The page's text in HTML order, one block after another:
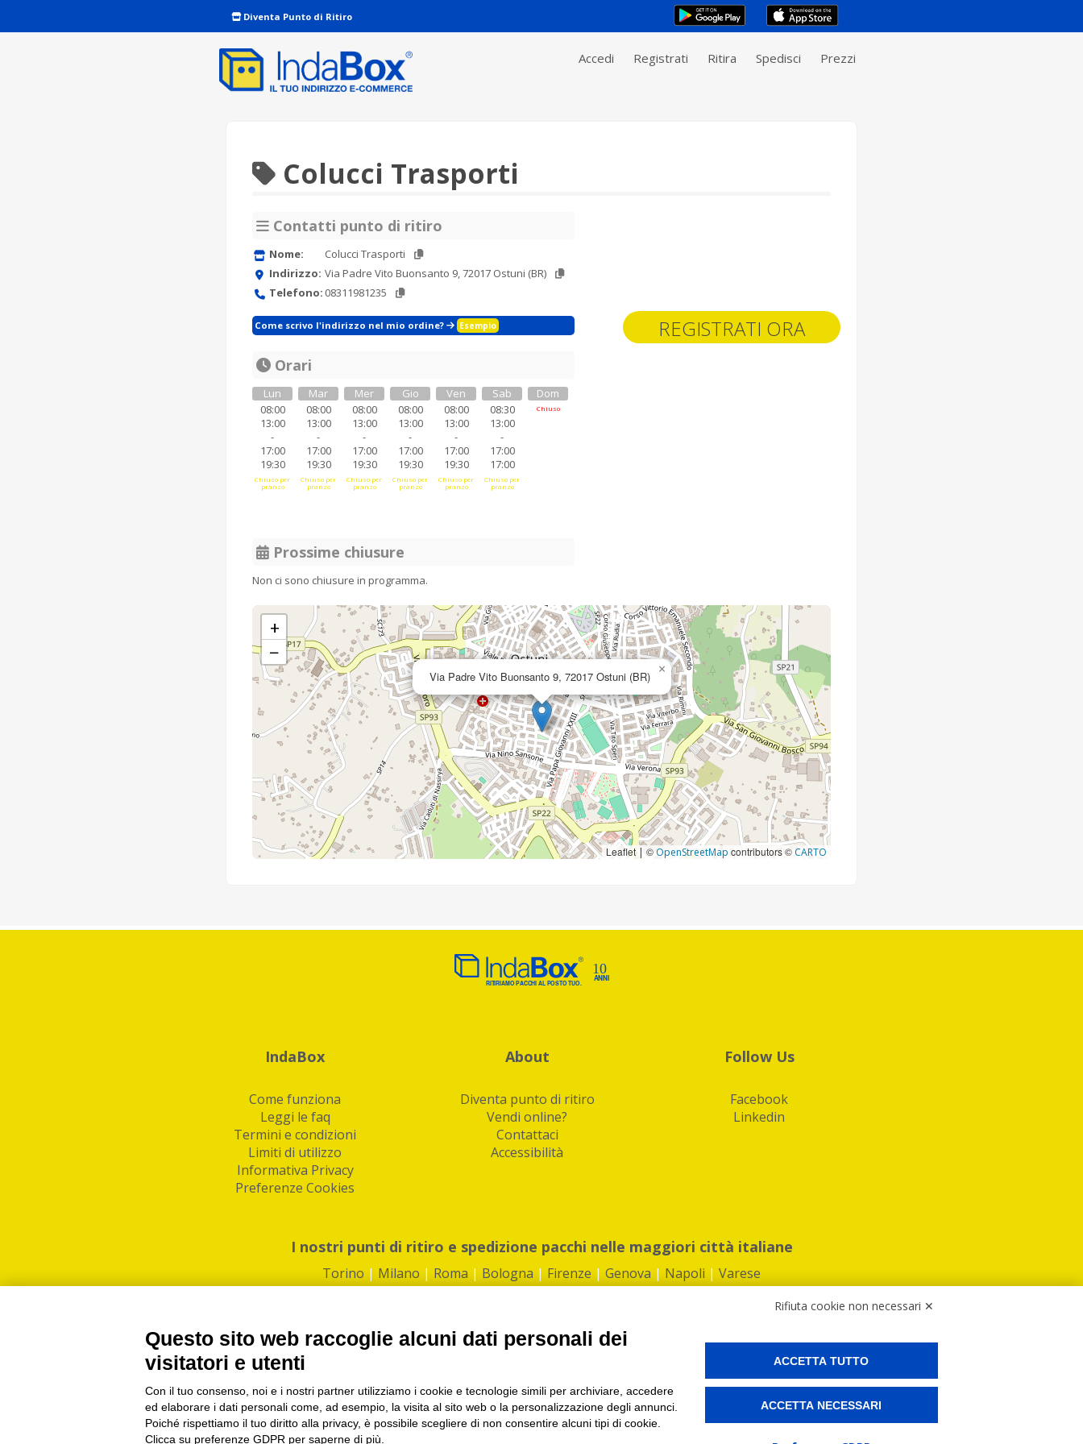
Diventa Punto di Ritiro
Accedi Registrati Ritira Spedisci Prezzi
REGISTRATI ORA
Colucci Trasporti
Contatti punto di ritiro
Nome:
Colucci Trasporti
Indirizzo: Via Padre Vito Buonsanto 9, 72017 Ostuni (BR)
Telefono: 08311981235
Come scrivo l'indirizzo nel mio ordine? Esempio
Orari
Lun
08:00
13:00
-
17:00
19:30
Chiuso per
pranzo
Mar
08:00
13:00
-
17:00
19:30
Chiuso per
pranzo
Mer
08:00
13:00
-
17:00
19:30
Chiuso per
pranzo
Gio
08:00
13:00
-
17:00
19:30
Chiuso per
pranzo
Ven
08:00
13:00
-
17:00
19:30
Chiuso per
pranzo
Sab
08:30
13:00
-
17:00
17:00
Chiuso per
pranzo
Dom
Chiuso
Prossime chiusure
Non ci sono chiusure in programma.
Via Padre Vito Buonsanto 9, 72017 Ostuni (BR) ×
+
−
Leaflet | © OpenStreetMap contributors © CARTO
IndaBox
Come funziona
Leggi le faq
Termini e condizioni
Limiti di utilizzo
Informativa Privacy
Preferenze Cookies
About
Diventa punto di ritiro
Vendi online?
Contattaci
Accessibilità
Follow Us
Facebook
Linkedin
I nostri punti di ritiro e spedizione pacchi nelle maggiori città italiane
Torino | Milano | Roma | Bologna | Firenze | Genova | Napoli | Varese
PI/CF/N°Iscr.: 10821360012 | REA: RM 1494760 | Cap.Soc.: 50.000€ |Whistleblowing|Privacy|Preferenze Cookies
IndaBox | Oltre 11.500 punti di ritiro tra Bar, Tabaccai, Edicole e Kipoint per ritirare i tuoi acquisti online e spedire i tuoi pacchi.
Rifiuta cookie non necessari ✕
Questo sito web raccoglie alcuni dati personali dei
visitatori e utenti
Con il tuo consenso, noi e i nostri partner utilizziamo i cookie e tecnologie simili per archiviare, accedere
ed elaborare i dati personali come, ad esempio, la visita al sito web o la personalizzazione degli annunci.
Poiché rispettiamo il tuo diritto alla privacy, è possibile scegliere di non consentire alcuni tipi di cookie.
Clicca su preferenze GDPR per saperne di più.
ACCETTA TUTTO
ACCETTA NECESSARI